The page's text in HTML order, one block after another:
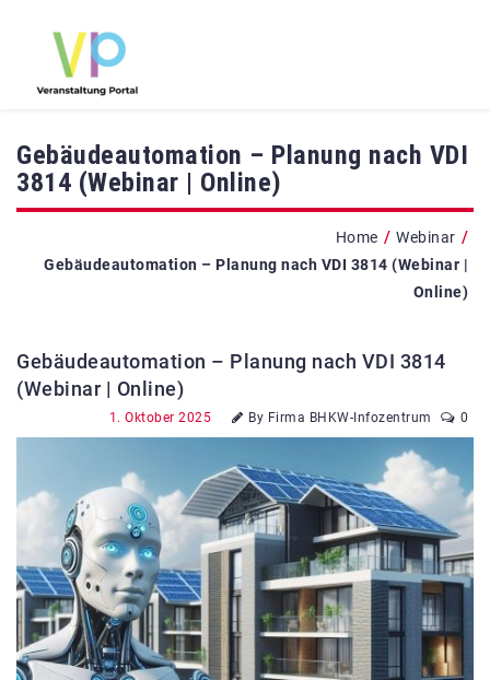
Gebäudeautomation – Planung nach VDI
3814 (Webinar | Online)
Home / Webinar /
Gebäudeautomation – Planung nach VDI 3814 (Webinar |
Online)
Gebäudeautomation – Planung nach VDI 3814
(Webinar | Online)
1. Oktober 2025 By Firma BHKW-Infozentrum 0